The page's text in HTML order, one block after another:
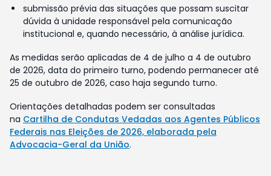
submissão prévia das situações que possam suscitar
dúvida à unidade responsável pela comunicação
institucional e, quando necessário, à análise jurídica.
As medidas serão aplicadas de 4 de julho a 4 de outubro
de 2026, data do primeiro turno, podendo permanecer até
25 de outubro de 2026, caso haja segundo turno.
Orientações detalhadas podem ser consultadas
na Cartilha de Condutas Vedadas aos Agentes Públicos
Federais nas Eleições de 2026, elaborada pela
Advocacia-Geral da União.